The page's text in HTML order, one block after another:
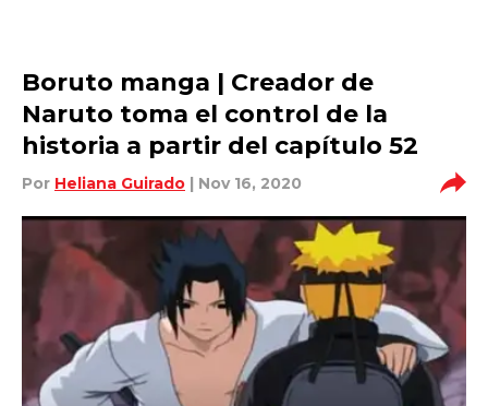
Boruto manga | Creador de
Naruto toma el control de la
historia a partir del capítulo 52
Por Heliana Guirado | Nov 16, 2020